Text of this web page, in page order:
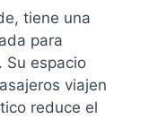
tiene una
para
Su espacio
viajen
reduce el